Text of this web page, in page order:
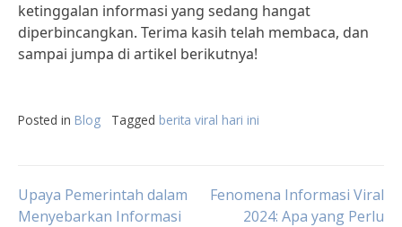
ketinggalan informasi yang sedang hangat
diperbincangkan. Terima kasih telah membaca, dan
sampai jumpa di artikel berikutnya!
Posted in Blog Tagged berita viral hari ini
Post
Upaya Pemerintah dalam
Menyebarkan Informasi
Fenomena Informasi Viral
2024: Apa yang Perlu